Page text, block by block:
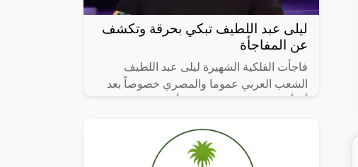
ليلى عبد اللطيف تبكي بحرقة وتكشف
عن المفاجأة
فاجأت الفلكية الشهيرة ليلى عبد اللطيف
الشعب العربي عموما والمصري خصوصاً بعد